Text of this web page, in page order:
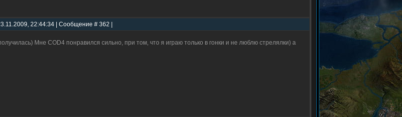
22:44:34 | Сообщение # 362 |
Мне COD4 понравился сильно, при том, что я играю только в гонки и не люблю стрелялки) а